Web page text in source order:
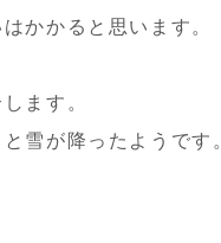
かかると思います。
ます。
雪が降ったようです